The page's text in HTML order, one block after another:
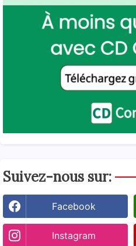
Suivez-nous sur:
Facebook
Instagram